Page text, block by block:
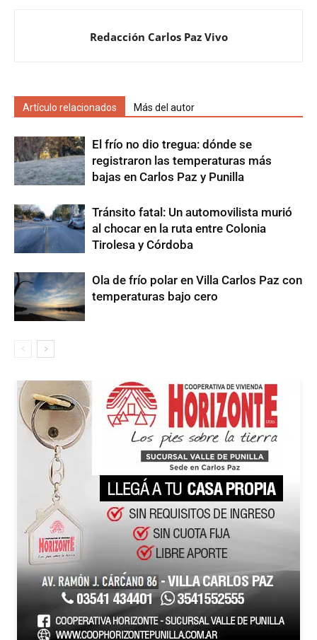
Redacción Carlos Paz Vivo
Artículo relacionados Más del autor
El frío no dio tregua: dónde se
registraron las temperaturas más
bajas en Carlos Paz y Punilla
Tránsito fatal: Un automovilista murió
al chocar en la ruta entre Colonia
Tirolesa y Córdoba
Ola de frío polar en Villa Carlos Paz con
temperaturas bajo cero